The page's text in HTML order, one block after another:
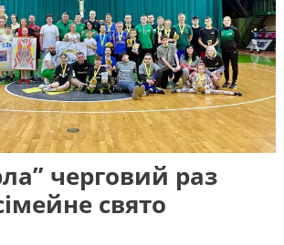
черговий раз
свято